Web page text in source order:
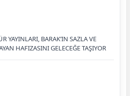
YAYINLARI, BARAK’IN SAZLA VE
HAFIZASINI GELECEĞE TAŞIYOR